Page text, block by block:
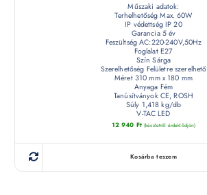
Műszaki adatok:
Terhelhetőség Max. 60W
IP védettség IP 20
Garancia 5 év
Feszültség AC:220-240V,50Hz
Foglalat E27
Szín Sárga
Szerelhetőség Felületre szerelhető
Méret 310 mm x 180 mm
Anyaga Fém
Tanúsítványok CE, ROSH
Súly 1,418 kg/db
V-TAC LED
12 940 Ft (készletről érdeklődjön)
Kosárba teszem